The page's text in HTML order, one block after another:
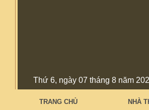
Thứ 6, ngày 07 tháng 8 năm
TRANG CHỦ NHÀ